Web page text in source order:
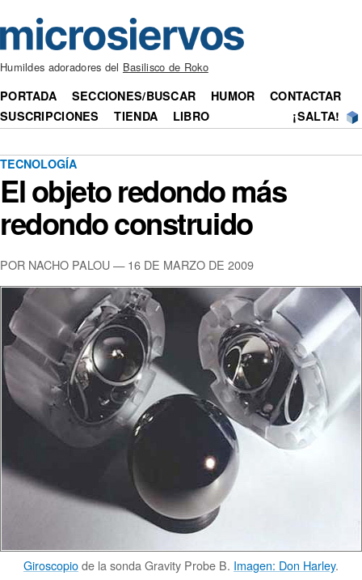
Humildes adoradores del Basilisco de Roko
PORTADA SECCIONES/BUSCAR HUMOR
CONTACTAR
SUSCRIPCIONES
TIENDA LIBRO ¡SALTA!
TECNOLOGÍA
El objeto redondo más
redondo construido
POR NACHO PALOU — 16 DE MARZO DE 2009
Giroscopiode la sonda Gravity Probe B. Imagen: Don Harley.